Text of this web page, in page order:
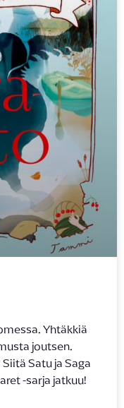
Yhtäkkiä
joutsen.
Satu ja Saga
-sarja jatkuu!